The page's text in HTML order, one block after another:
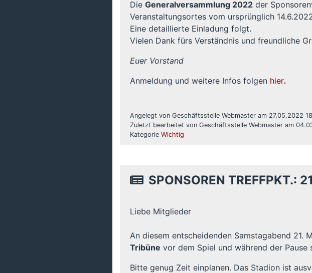
Die Generalversammlung 2022 der
Veranstaltungsortes vom ursprünglich
Eine detaillierte Einladung folgt.
Vielen Dank fürs Verständnis und freundliche
Euer Vorstand
Anmeldung und weitere Infos folgen hier.
Angelegt von Geschäftsstelle Webmaster am 27.05.2022
Zuletzt bearbeitet von Geschäftsstelle Webmaster am
Kategorie Wichtig
SPONSOREN TREFFPKT.:
Liebe Mitglieder
An diesem entscheidenden Samstagabend
Tribüne vor dem Spiel und während der
Bitte genug Zeit einplanen. Das Stadion ist